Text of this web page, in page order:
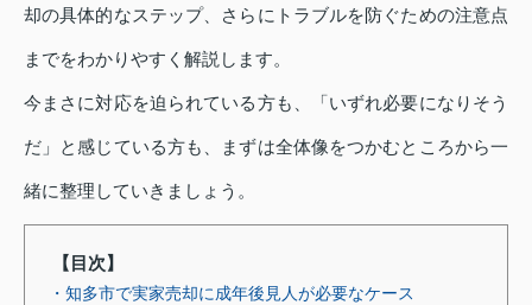
却の具体的なステップ、さらにトラブルを防ぐための注意点
までをわかりやすく解説します。
今まさに対応を迫られている方も、「いずれ必要になりそう
だ」と感じている方も、まずは全体像をつかむところから一
緒に整理していきましょう。
【目次】
・知多市で実家売却に成年後見人が必要なケース